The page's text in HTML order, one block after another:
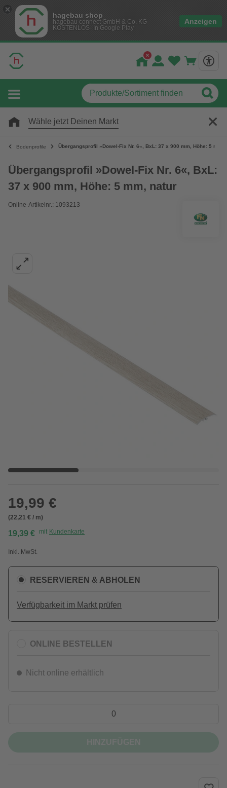
hagebau shop
hagebau connect GmbH & Co. KG
KOSTENLOS- In Google Play
Anzeigen
Wähle jetzt Deinen Markt
Bodenprofile Übergangsprofil »Dowel-Fix Nr. 6«, BxL: 37 x 900 mm, Höhe: 5 mm,
Übergangsprofil »Dowel-Fix Nr. 6«, BxL:
37 x 900 mm, Höhe: 5 mm, natur
Online-Artikelnr.: 1093213
19,99 €
(22,21 € / m)
19,39 € mit Kundenkarte
Inkl. MwSt.
RESERVIEREN & ABHOLEN
Verfügbarkeit im Markt prüfen
ONLINE BESTELLEN
Nicht online erhältlich